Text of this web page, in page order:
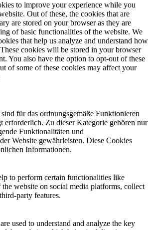
to improve your experience while you
Out of these, the cookies that are
are stored on your browser as they are
of basic functionalities of the website. We
that help us analyze and understand how
cookies will be stored in your browser
You also have the option to opt-out of these
of some of these cookies may affect your
für das ordnungsgemäße Funktionieren
erforderlich. Zu dieser Kategorie gehören nur
Funktionalitäten und
Website gewährleisten. Diese Cookies
Informationen.
to perform certain functionalities like
website on social media platforms, collect
party features.
used to understand and analyze the key